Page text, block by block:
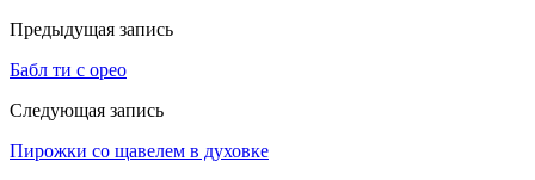
Предыдущая запись
Бабл ти с орео
Следующая запись
Пирожки со щавелем в духовке